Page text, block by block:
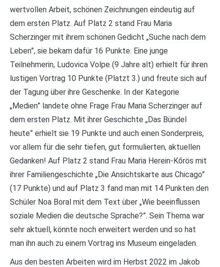
wertvollen Arbeit, schönen Zeichnungen eindeutig auf
dem ersten Platz. Auf Platz 2 stand Frau Maria
Scherzinger mit ihrem schönen Gedicht „Suche nach dem
Leben”, sie bekam dafür 16 Punkte. Eine junge
Teilnehmerin, Ludovica Volpe (9 Jahre alt) erhielt für ihren
lustigen Vortrag 10 Punkte (Platzt 3.) und freute sich auf
der Tagung über ihre Geschenke. In der Kategorie
„Medien” landete ohne Frage Frau Maria Scherzinger auf
dem ersten Platz. Mit ihrer Geschichte „Das Bündel
heute” erhielt sie 19 Punkte und auch einen Sonderpreis,
vor allem für die sehr tiefen, gut formulierten, aktuellen
Gedanken! Auf Platz 2 stand Frau Maria Herein-Kőrös mit
ihrer Familiengeschichte „Die Ansichtskarte aus Chicago”
(17 Punkte) und auf Platz 3 fand man mit 14 Punkten den
Schüler Noa Boral mit dem Text über „Wie beeinflussen
soziale Medien die deutsche Sprache?”. Sein Thema war
sehr aktuell, könnte noch erweitert werden und so hat
man ihn auch zu einem Vortrag ins Museum eingeladen.
Aus den besten Arbeiten wird im Herbst 2022 im Jakob